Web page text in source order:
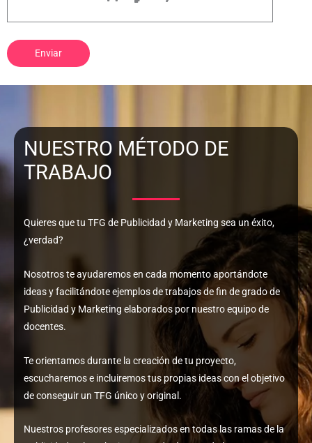
NUESTRO MÉTODO DE
TRABAJO
Quieres que tu TFG de Publicidad y Marketing sea un éxito,
¿verdad?
Nosotros te ayudaremos en cada momento aportándote
ideas y facilitándote ejemplos de trabajos de fin de grado de
Publicidad y Marketing elaborados por nuestro equipo de
docentes.
Te orientamos durante la creación de tu proyecto,
escucharemos e incluiremos tus propias ideas con el objetivo
de conseguir un TFG único y original.
Nuestros profesores especializados en todas las ramas de la